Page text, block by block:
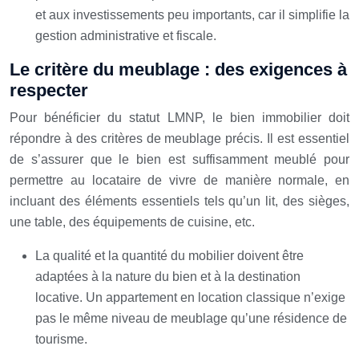
et aux investissements peu importants, car il simplifie la
gestion administrative et fiscale.
Le critère du meublage : des exigences à
respecter
Pour bénéficier du statut LMNP, le bien immobilier doit
répondre à des critères de meublage précis. Il est essentiel
de s’assurer que le bien est suffisamment meublé pour
permettre au locataire de vivre de manière normale, en
incluant des éléments essentiels tels qu’un lit, des sièges,
une table, des équipements de cuisine, etc.
La qualité et la quantité du mobilier doivent être
adaptées à la nature du bien et à la destination
locative. Un appartement en location classique n’exige
pas le même niveau de meublage qu’une résidence de
tourisme.